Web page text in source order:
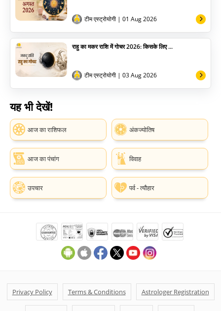
टीम एस्ट्रोयोगी | 01 Aug 2026
राहु का मकर राशि में गोचर 2026: किसके लिए ...
टीम एस्ट्रोयोगी | 03 Aug 2026
यह भी देखें!
आज का राशिफल अंकज्योतिष
आज का पंचांग विवाह
उपचार पर्व - त्यौहार
Privacy Policy Terms & Conditions Astrologer Registration